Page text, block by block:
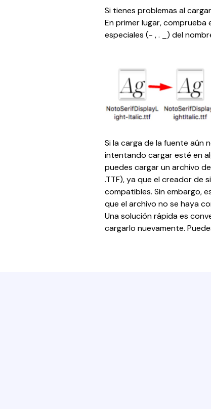
Si tienes problemas al
En primer lugar,
especiales (- , . _) del
Si la carga de la fuente aún
intentando cargar esté en
puedes cargar un archivo
.TTF), ya que el creador de
compatibles. Sin embargo,
que el archivo no se haya
Una solución rápida es
cargarlo nuevamente.